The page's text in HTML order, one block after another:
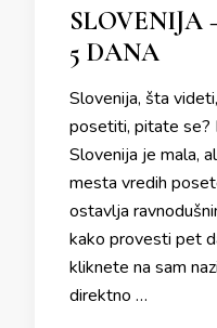
SLOVENIJA
5 DANA
Slovenija, šta
posetiti, pitate se?
Slovenija je mala,
mesta vredih
ostavlja
kako provesti pet
kliknete na sam
direktno …